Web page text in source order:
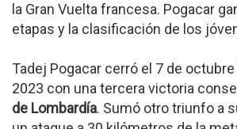
la Gran Vuelta francesa. Pogacar
etapas y la clasificación de los
Tadej Pogacar cerró el 7 de
2023 con una tercera victoria
de Lombardía. Sumó otro triunfo a